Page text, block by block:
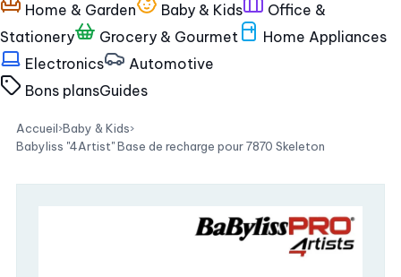
Home & Garden
Baby & Kids
Office &
Stationery
Grocery & Gourmet
Home Appliances
Electronics
Automotive
Bons plansGuides
Accueil›Baby & Kids›
Babyliss "4Artist" Base de recharge pour 7870 Skeleton